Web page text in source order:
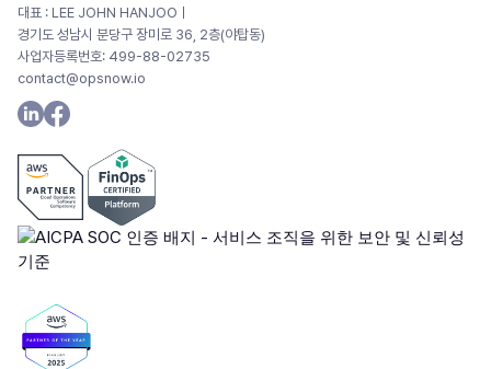
대표 : LEE JOHN HANJOOㅣ
경기도 성남시 분당구 장미로 36, 2층(야탑동)
사업자등록번호: 499-88-02735
contact@opsnow.io